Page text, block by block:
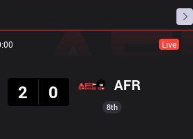
프로빌
Live
2
0 AFR
8th